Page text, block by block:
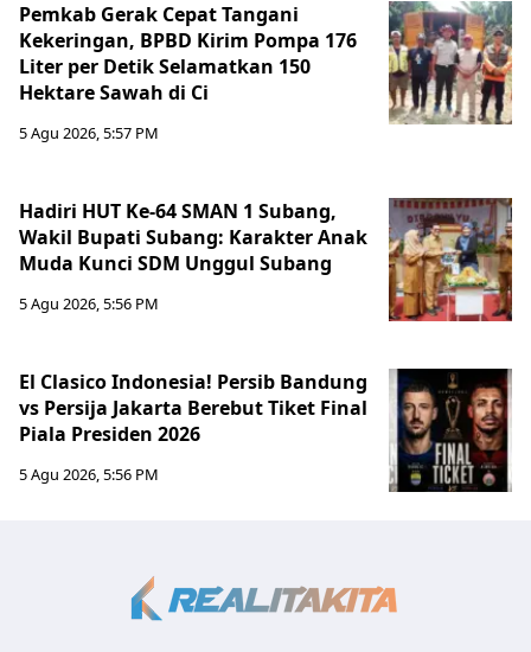
Pemkab Gerak Cepat Tangani
Kekeringan, BPBD Kirim Pompa 176
Liter per Detik Selamatkan 150
Hektare Sawah di Ci
5 Agu 2026, 5:57 PM
Hadiri HUT Ke-64 SMAN 1 Subang,
Wakil Bupati Subang: Karakter Anak
Muda Kunci SDM Unggul Subang
5 Agu 2026, 5:56 PM
El Clasico Indonesia! Persib Bandung
vs Persija Jakarta Berebut Tiket Final
Piala Presiden 2026
5 Agu 2026, 5:56 PM